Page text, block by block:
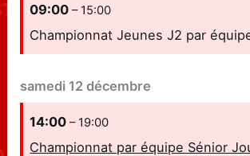
09:00– 15:00
Championnat Jeunes J2 par
samedi 12 décembre
14:00– 19:00
Championnat par équipe Sénior